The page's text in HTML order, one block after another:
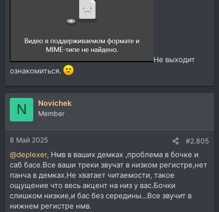
Не выходит
ознакомиться.
N Novichek
Member
8 Май 2025 #2.805
@deplexer, Нмв в ваших демках ,проблема в бочке и
саб басе.Все ваши треки звучат в низком регистре,нет
панча в демках.Не хватает читаемости, такое
ощущение что весь акцент на низ у вас.Бочки
слишком низкие,и бас без середины...Все звучит в
нижнем регистре нмв.